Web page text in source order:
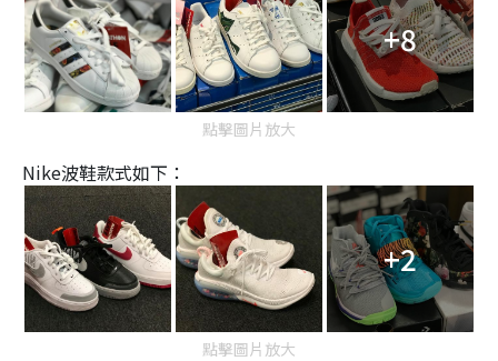
+8
點擊圖片放大
Nike波鞋款式如下：
+2
點擊圖片放大